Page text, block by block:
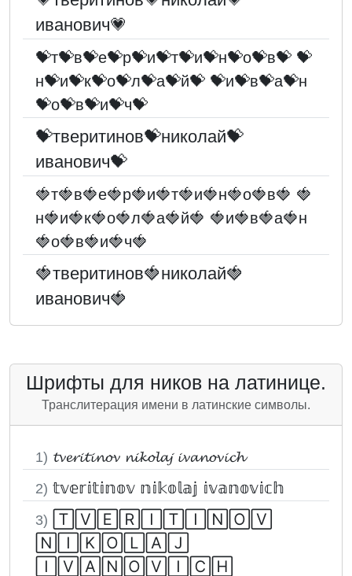
иванович💗
💝т💝в💝е💝р💝и💝т💝и💝н💝о💝в💝 💝
н💝и💝к💝о💝л💝а💝й💝 💝и💝в💝а💝н
💝о💝в💝и💝ч💝
💝тверитинов💝николай💝
иванович💝
🍓т🍓в🍓е🍓р🍓и🍓т🍓и🍓н🍓о🍓в🍓 🍓
н🍓и🍓к🍓о🍓л🍓а🍓й🍓 🍓и🍓в🍓а🍓н
🍓о🍓в🍓и🍓ч🍓
🍓тверитинов🍓николай🍓
иванович🍓
Шрифты для ников на латинице.
Транслитерация имени в латинские символы.
1) 𝓽𝓿𝓮𝓻𝓲𝓽𝓲𝓷𝓸𝓿 𝓷𝓲𝓴𝓸𝓵𝓪𝓳 𝓲𝓿𝓪𝓷𝓸𝓿𝓲𝓬𝓱
2) 𝕥𝕧𝕖𝕣𝕚𝕥𝕚𝕟𝕠𝕧 𝕟𝕚𝕜𝕠𝕝𝕒𝕛 𝕚𝕧𝕒𝕟𝕠𝕧𝕚𝕔𝕙
3) 🅃🅅🄴🅁🄸🅃🄸🄽🄾🅅
🄽🄸🄺🄾🄻🄰🄹
🄸🅅🄰🄽🄾🅅🄸🄲🄷